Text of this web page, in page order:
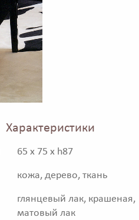
Характеристики
65 x 75 x h87
кожа, дерево, ткань
глянцевый лак, крашеная,
матовый лак